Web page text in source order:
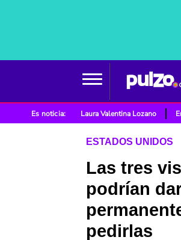
Es noticia: Laura Valentina Lozano
ESTADOS UNIDOS
Las tres
podrían
pedirlas